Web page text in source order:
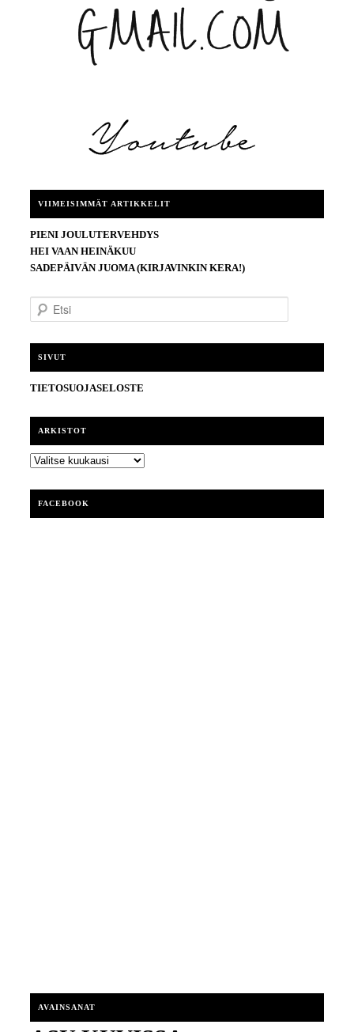
VIIMEISIMMÄT ARTIKKELIT
PIENI JOULUTERVEHDYS
HEI VAAN HEINÄKUU
SADEPÄIVÄN JUOMA (KIRJAVINKIN KERA!)
t
SIVUT
TIETOSUOJASELOSTE
ARKISTOT
ARKISTOT
FACEBOOK
AVAINSANAT